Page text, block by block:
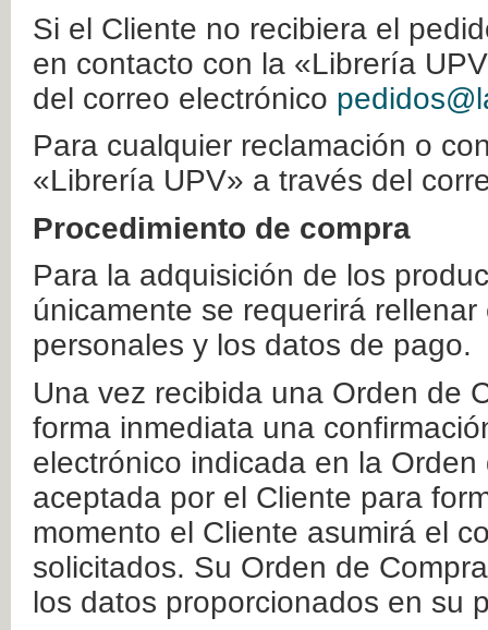
Si el Cliente no recibiera el
en contacto con la «Librería
del correo electrónico
Para cualquier reclamación o
«Librería UPV» a través del
Procedimiento de compra
Para la adquisición de los
únicamente se requerirá
personales y los datos de pago.
Una vez recibida una Orden de
forma inmediata una
electrónico indicada en la
aceptada por el Cliente para
momento el Cliente asumirá el
solicitados. Su Orden de
los datos proporcionados en su